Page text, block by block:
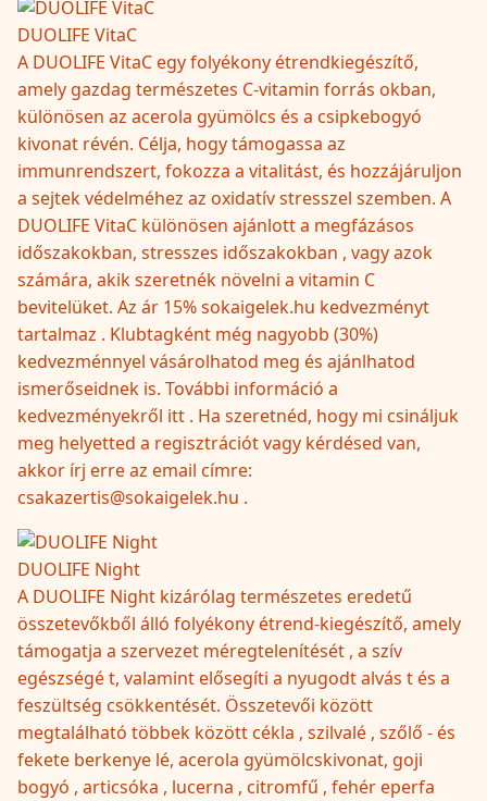
DUOLIFE VitaC
A DUOLIFE VitaC egy folyékony étrendkiegészítő,
amely gazdag természetes C-vitamin forrás okban,
különösen az acerola gyümölcs és a csipkebogyó
kivonat révén. Célja, hogy támogassa az
immunrendszert, fokozza a vitalitást, és hozzájáruljon
a sejtek védelméhez az oxidatív stresszel szemben. A
DUOLIFE VitaC különösen ajánlott a megfázásos
időszakokban, stresszes időszakokban , vagy azok
számára, akik szeretnék növelni a vitamin C
bevitelüket. Az ár 15% sokaigelek.hu kedvezményt
tartalmaz . Klubtagként még nagyobb (30%)
kedvezménnyel vásárolhatod meg és ajánlhatod
ismerőseidnek is. További információ a
kedvezményekről itt . Ha szeretnéd, hogy mi csináljuk
meg helyetted a regisztrációt vagy kérdésed van,
akkor írj erre az email címre:
csakazertis@sokaigelek.hu .
DUOLIFE Night
A DUOLIFE Night kizárólag természetes eredetű
összetevőkből álló folyékony étrend-kiegészítő, amely
támogatja a szervezet méregtelenítését , a szív
egészségé t, valamint elősegíti a nyugodt alvás t és a
feszültség csökkentését. Összetevői között
megtalálható többek között cékla , szilvalé , szőlő - és
fekete berkenye lé, acerola gyümölcskivonat, goji
bogyó , articsóka , lucerna , citromfű , fehér eperfa